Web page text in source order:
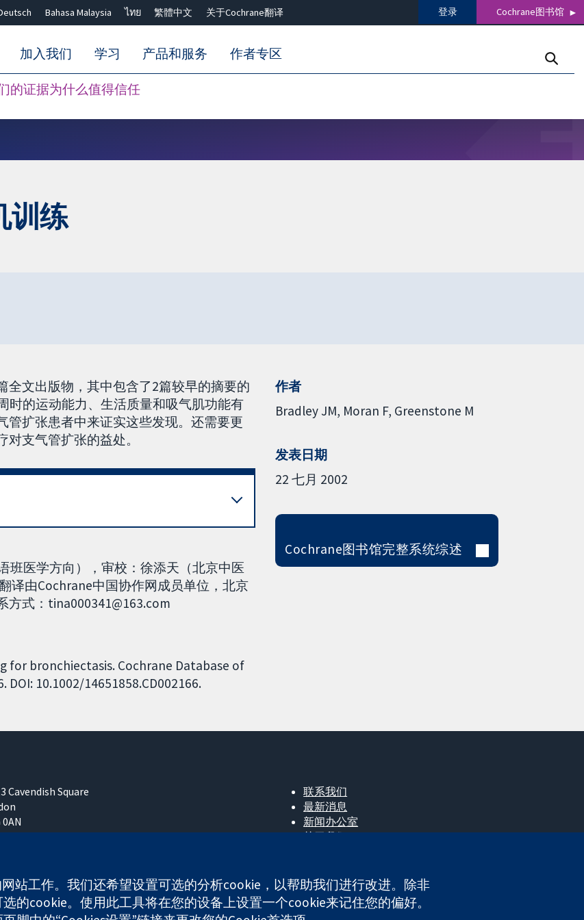
Bahasa Malaysia ไทย 繁體中文 关于Cochrane翻译 登录 Cochrane图书馆
的证据为什么值得信任
加入我们 学习 产品和服务 作者专区
训练
文出版物，其中包含了2篇较早的摘要的
时的运动能力、生活质量和吸气肌功能有
管扩张患者中来证实这些发现。还需要更
支气管扩张的益处。
班医学方向），审校：徐添天（北京中医
译由Cochrane中国协作网成员单位，北京
式：tina000341@163.com
for bronchiectasis. Cochrane Database of
DOI: 10.1002/14651858.CD002166.
作者
Bradley JM Moran F Greenstone M
发表日期
22 七月 2002
Cochrane图书馆完整系统综述
Cavendish Square
0AN
Kingdom
联系我们
最新消息
新闻办公室
关于我们
站工作。我们还希望设置可选的分析cookie，以帮助我们进行改进。除非
的cookie。使用此工具将在您的设备上设置一个cookie来记住您的偏好。